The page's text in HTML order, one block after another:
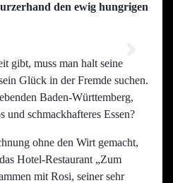
den ewig hungrigen
gibt, muss man halt seine
Glück in der Fremde suchen.
Baden-Württemberg,
und schmackhafteres Essen?
ohne den Wirt gemacht,
Hotel-Restaurant „Zum
mit Rosi, seiner sehr